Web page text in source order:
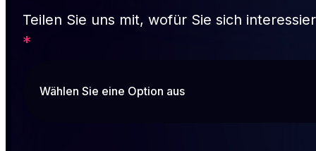
Teilen Sie uns mit, wofür Sie sich
*